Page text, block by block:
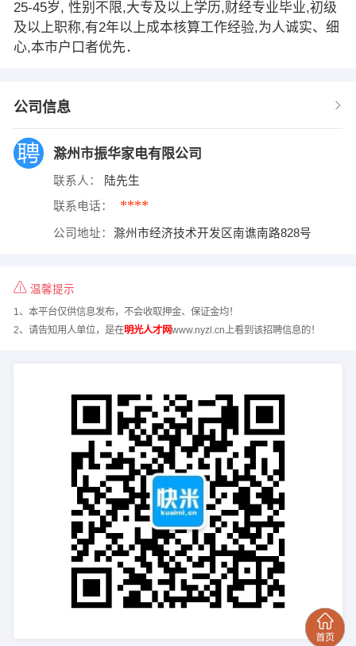
25-45岁, 性别不限,大专及以上学历,财经专业毕业,初级
及以上职称,有2年以上成本核算工作经验,为人诚实、细
心,本市户口者优先．
公司信息
滁州市振华家电有限公司
联系人： 陆先生
联系电话： ****
公司地址： 滁州市经济技术开发区南谯南路828号
温馨提示
1、本平台仅供信息发布，不会收取押金、保证金均！
2、请告知用人单位，是在明光人才网www.nyzl.cn上看到该招聘信息的！